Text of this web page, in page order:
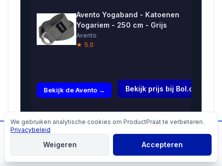
Avento Yogaband - Katoenen
Yogariem - 250 cm - Grijs
Avento
★ 5.0
Bekijk de Avento → Bekijk prijs bij Bol.com →
Yoga riem
Bekijk de Yoga →
Cookies
We gebruiken analytische cookies om ProductPraat te verbeteren.
Privacybeleid
Weigeren Accepteren
📬Mis geen producttips!
Aanmelden